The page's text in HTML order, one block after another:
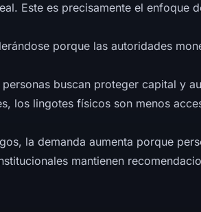
Este es precisamente el enfoque
porque las autoridades
buscan proteger capital y
los lingotes físicos son menos
la demanda aumenta porque
mantienen